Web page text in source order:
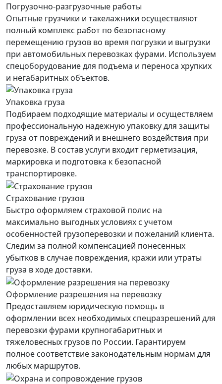
Погрузочно-разгрузочные работы
Опытные грузчики и такелажники осуществляют
полный комплекс работ по безопасному
перемещению грузов во время погрузки и выгрузки
при автомобильных перевозках фурами. Используем
спецоборудование для подъема и переноса хрупких
и негабаритных объектов.
Упаковка груза
Подбираем подходящие материалы и осуществляем
профессиональную надежную упаковку для защиты
груза от повреждений и внешнего воздействия при
перевозке. В состав услуги входит герметизация,
маркировка и подготовка к безопасной
транспортировке.
Страхование грузов
Быстро оформляем страховой полис на
максимально выгодных условиях с учетом
особенностей грузоперевозки и пожеланий клиента.
Следим за полной компенсацией понесенных
убытков в случае повреждения, кражи или утраты
груза в ходе доставки.
Оформление разрешения на перевозку
Предоставляем юридическую помощь в
оформлении всех необходимых спецразрешений для
перевозки фурами крупногабаритных и
тяжеловесных грузов по России. Гарантируем
полное соответствие законодательным нормам для
любых маршрутов.